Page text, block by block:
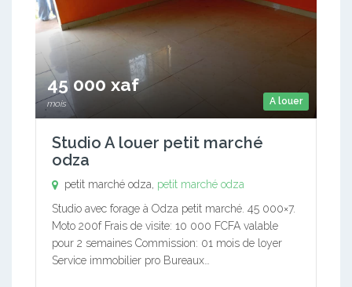
A louer
45 000 xaf
mois
Studio A louer petit marché
odza
petit marché odza, petit marché odza
Studio avec forage à Odza petit marché. 45 000×7.
Moto 200f Frais de visite: 10 000 FCFA valable
pour 2 semaines Commission: 01 mois de loyer
Service immobilier pro Bureaux…